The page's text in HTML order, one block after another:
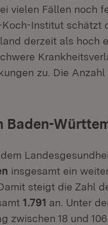
vielen Fällen noch
Koch-Institut
derzeit als hoch
zu. Die
Baden-
insgesamt ein
steigt die Zahl
1.791 an. Unter
zwischen 18 und